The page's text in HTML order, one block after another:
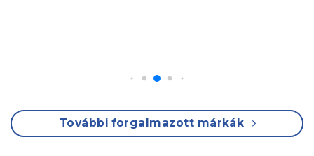
További forgalmazott márkák